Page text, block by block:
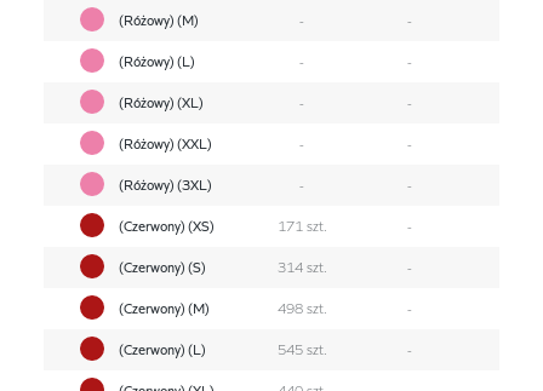
(Różowy) (M)
-
-
(Różowy) (L)
-
-
(Różowy) (XL)
-
-
(Różowy) (XXL)
-
-
(Różowy) (3XL)
-
-
(Czerwony) (XS)
171 szt.
-
(Czerwony) (S)
314 szt.
-
(Czerwony) (M)
498 szt.
-
(Czerwony) (L)
545 szt.
-